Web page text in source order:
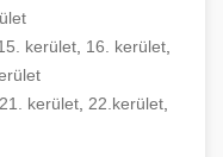
kerület 16. kerület
21. kerület 22.kerület